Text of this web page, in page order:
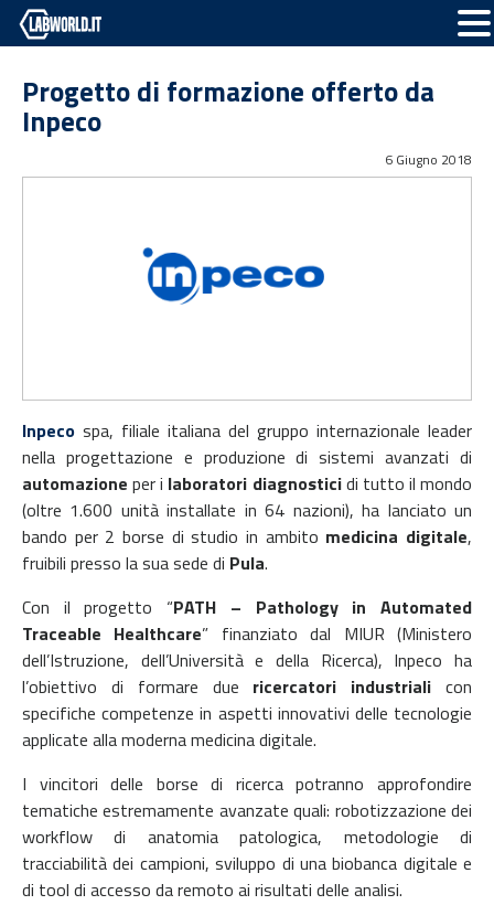
Progetto di formazione offerto da
Inpeco
6 Giugno 2018
Inpeco spa, filiale italiana del gruppo internazionale leader
nella progettazione e produzione di sistemi avanzati di
automazione per i laboratori diagnosticidi tutto il mondo
(oltre 1.600 unità installate in 64 nazioni), ha lanciato un
bando per 2 borse di studio in ambito medicina digitale,
fruibili presso la sua sede di Pula.
Con il progetto “PATH – Pathology in Automated
Traceable Healthcare” finanziato dal MIUR (Ministero
dell’Istruzione, dell’Università e della Ricerca), Inpeco ha
l’obiettivo di formare due ricercatori industriali con
specifiche competenze in aspetti innovativi delle tecnologie
applicate alla moderna medicina digitale.
I vincitori delle borse di ricerca potranno approfondire
tematiche estremamente avanzate quali: robotizzazione dei
workflow di anatomia patologica, metodologie di
tracciabilità dei campioni, sviluppo di una biobanca digitale e
di tool di accesso da remoto ai risultati delle analisi.